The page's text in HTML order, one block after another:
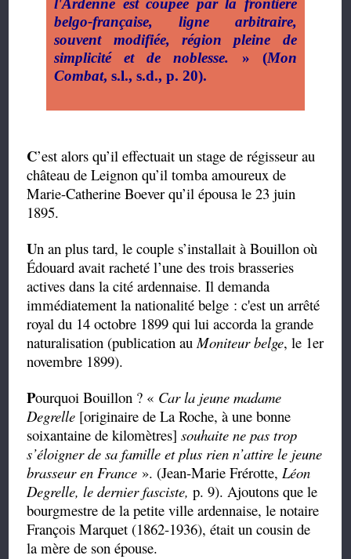
l'Ardenne est coupée par la frontière
belgo-française, ligne arbitraire,
souvent modifiée, région pleine de
simplicité et de noblesse. » (Mon
Combat, s.l., s.d., p. 20).
C’est alors qu’il effectuait un stage de régisseur au
château de Leignon qu’il tomba amoureux de
Marie-Catherine Boever qu’il épousa le 23 juin
1895.
Un an plus tard, le couple s’installait à Bouillon où
Édouard avait racheté l’une des trois brasseries
actives dans la cité ardennaise. Il demanda
immédiatement la nationalité belge : c'est un arrêté
royal du 14 octobre 1899 qui lui accorda la grande
naturalisation (publication auMoniteur belge, le 1er
novembre 1899).
Pourquoi Bouillon ? « Car la jeune madame
Degrelle [originaire de La Roche, à une bonne
soixantaine de kilomètres]souhaite ne pas trop
s’éloigner de sa famille et plus rien n’attire le jeune
brasseur en France ». (Jean-Marie Frérotte,Léon
Degrelle, le dernier fasciste, p. 9). Ajoutons que le
bourgmestre de la petite ville ardennaise, le notaire
François Marquet (1862-1936), était un cousin de
la mère de son épouse.